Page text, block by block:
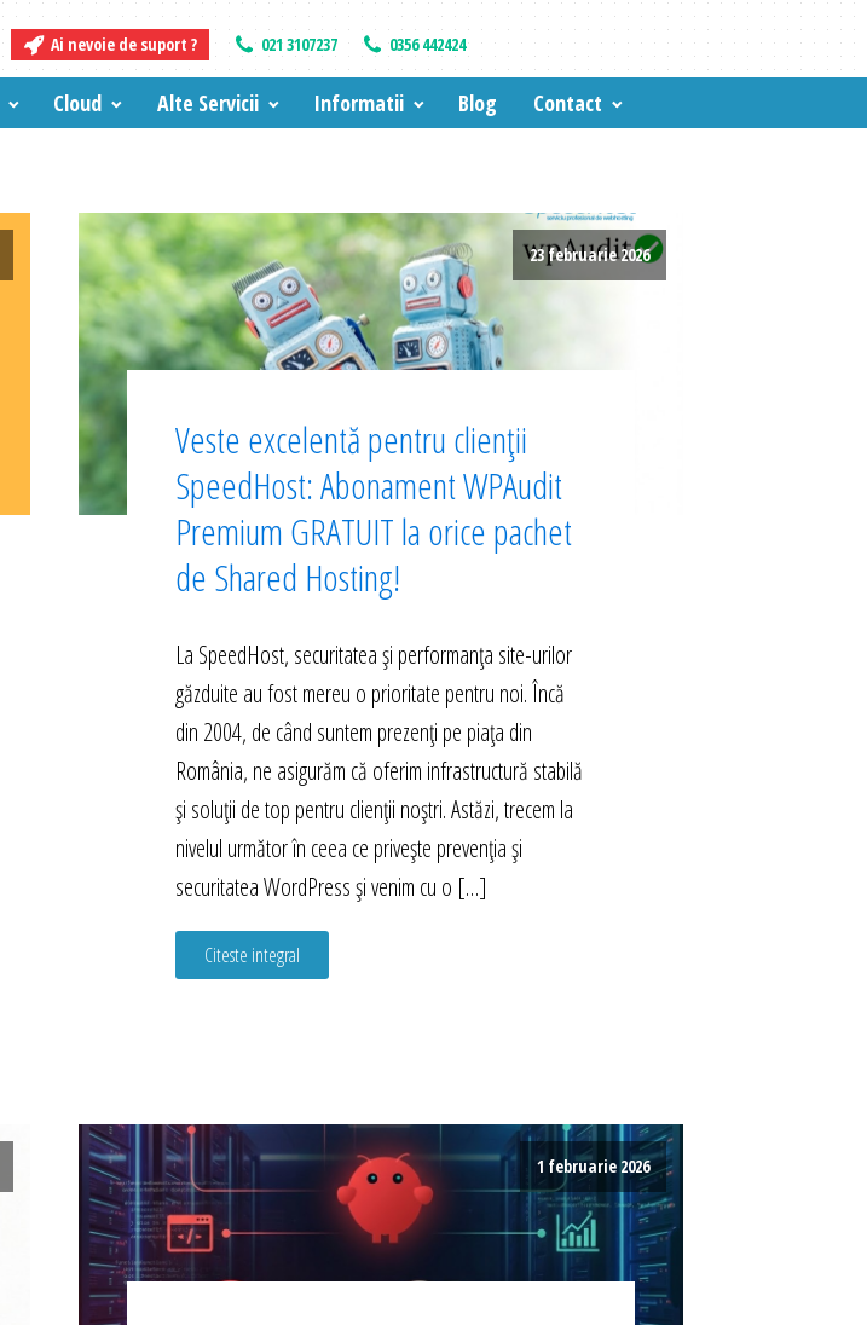
Ai nevoie de suport ? 021 3107237 0356 442424
Cloud Alte Servicii Informatii Blog Contact
23 februarie 2026
Veste excelentă pentru clienții
SpeedHost: Abonament WPAudit
Premium GRATUIT la orice pachet
de Shared Hosting!
La SpeedHost, securitatea și performanța site-urilor
găzduite au fost mereu o prioritate pentru noi. Încă
din 2004, de când suntem prezenți pe piața din
România, ne asigurăm că oferim infrastructură stabilă
și soluții de top pentru clienții noștri. Astăzi, trecem la
nivelul următor în ceea ce privește prevenția și
securitatea WordPress și venim cu o […]
Citeste integral
1 februarie 2026